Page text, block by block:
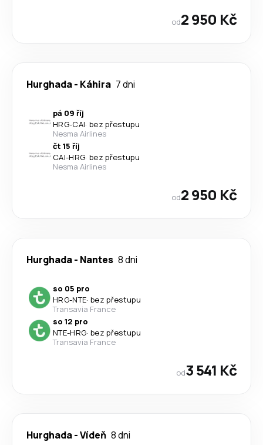
od2 950 Kč
Hurghada- Káhira 7 dni
pá 09 říj
HRG-CAI· bez přestupu
Nesma Airlines
čt 15 říj
CAI-HRG· bez přestupu
Nesma Airlines
od2 950 Kč
Hurghada- Nantes 8 dni
so 05 pro
HRG-NTE· bez přestupu
Transavia France
so 12 pro
NTE-HRG· bez přestupu
Transavia France
od3 541 Kč
Hurghada-Vídeň 8 dni